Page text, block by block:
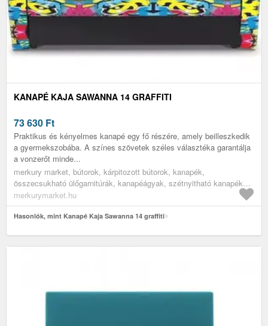
KANAPÉ KAJA SAWANNA 14 GRAFFITI
73 630 Ft
Praktikus és kényelmes kanapé egy fő részére, amely beilleszkedik
a gyermekszobába. A színes szövetek széles választéka garantálja
a vonzerőt minde...
merkury market, bútorok, kárpitozott bútorok, kanapék,
összecsukható ülőgarnitúrák, kanapéágyak, szétnyitható kanapék
alvásra, kinyitható kanapé, gyerek szófa, egyszemélyes szétnyitható
gyerek kanapék
merkurymarket.hu
Hasonlók, mint Kanapé Kaja Sawanna 14 graffiti